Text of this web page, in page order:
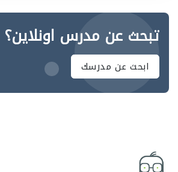
تبحث عن مدرس اونلاين؟
ابحث عن مدرسك